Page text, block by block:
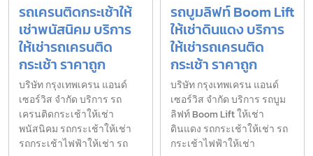
รถเครนติดกระเช้าให้
เช่าพนัสนิคม บริการ
ให้เช่ารถเครนติด
กระเช้า ราคาถูก
บริษัท กรุงเทพเครน แอนด์
เซอร์วิส จำกัด บริการ รถ
เครนติดกระเช้าให้เช่า
พนัสนิคม รถกระเช้าให้เช่า
รถกระเช้าไฟฟ้าให้เช่า รถ
รถบูมลิฟท์ Boom Lift
ให้เช่าดินแดง บริการ
ให้เช่ารถเครนติด
กระเช้า ราคาถูก
บริษัท กรุงเทพเครน แอนด์
เซอร์วิส จำกัด บริการ รถบูม
ลิฟท์ Boom Lift ให้เช่า
ดินแดง รถกระเช้าให้เช่า รถ
กระเช้าไฟฟ้าให้เช่า